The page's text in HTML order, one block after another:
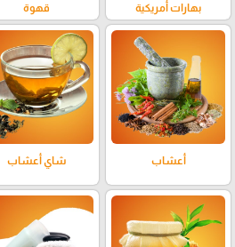
بهارات أمريكية قهوة
أعشاب شاي أعشاب